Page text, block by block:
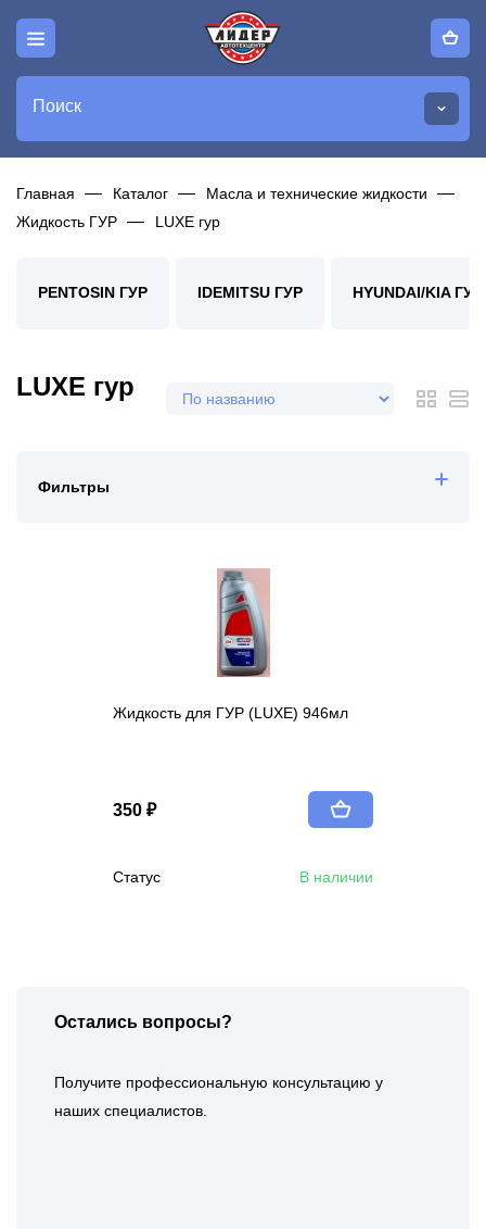
Поиск
Главная Каталог
Масла и технические жидкости
Жидкость ГУР
LUXE гур
PENTOSIN ГУР IDEMITSU ГУР HYUNDAI/KIA ГУР
LUXE гур
Фильтры
Жидкость для ГУР (LUXE) 946мл
350 ₽
Статус В наличии
Остались вопросы?
Получите профессиональную консультацию у
наших специалистов.